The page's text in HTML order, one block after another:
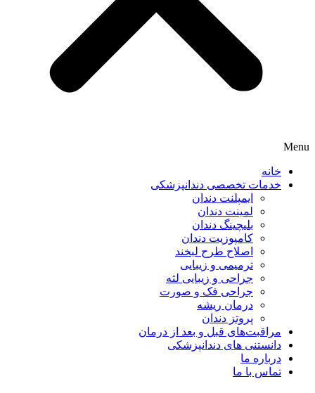
Menu
خانه
خدمات تخصصی دندانپزشکی
ایمپلنت دندان
لمینت دندان
بلیچینگ دندان
کامپوزیت دندان
اصلاح طرح لبخند
ترمیمی و زیبایی
جراحی و زیبایی لثه
جراحی فک و صورت
درمان ریشه
پروتز دندان
مراقبت‌های قبل و بعد از درمان
دانستنی های دندانپزشکی
درباره ما
تماس با ما